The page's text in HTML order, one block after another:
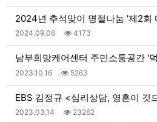
2024년 추석맞이 명절나눔 '제2회
등록일
2024.09.06 조회
4173
등록일
2023.10.16 조회
5263
EBS 김정규 <심리상담, 영혼이 깃
등록일
2023.03.14 조회
23262